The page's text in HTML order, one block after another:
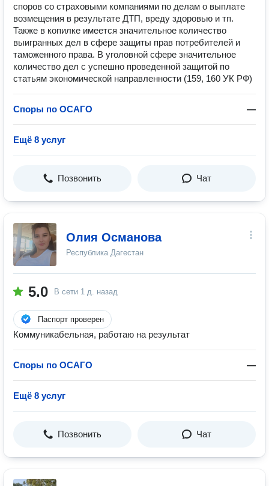
споров со страховыми компаниями по делам о выплате
возмещения в результате ДТП, вреду здоровью и тп.
Также в копилке имеется значительное количество
выигранных дел в сфере защиты прав потребителей и
таможенного права. В уголовной сфере значительное
количество дел с успешно проведенной защитой по
статьям экономической направленности (159, 160 УК РФ)
Споры по ОСАГО —
Ещё 8 услуг
Позвонить Чат
Олия Османова
Республика Дагестан
5.0 В сети 1 д. назад
Паспорт проверен
Коммуникабельная, работаю на результат
Споры по ОСАГО —
Ещё 8 услуг
Позвонить Чат